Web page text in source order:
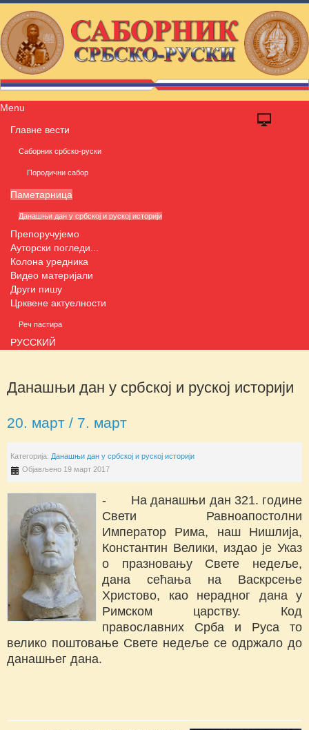
Menu
Главне вести
Саборник србско-руски
Породични сабор
Паметарница
Данашњи дан у србској и руској историји
Препоручујемо
Ауторски погледи...
Колона уредника
Видео материјали
Други пишу
Црквене актуелности
Реч пастира
РУССКИЙ
Данашњи дан у србској и руској историји
20. март / 7. март
Категорија: Данашњи дан у србској и руској историји
Објављено 19 март 2017
- На данашњи дан 321. године
Свети Равноапостолни
Император Рима, наш Нишлија,
Константин Велики, издао је Указ
о празновању Свете недеље,
дана сећања на Васкрсење
Христово, као нерадног дана у
Римском царству. Код
православних Срба и Руса то
велико поштовање Свете недеље се одржало до
данашњег дана.